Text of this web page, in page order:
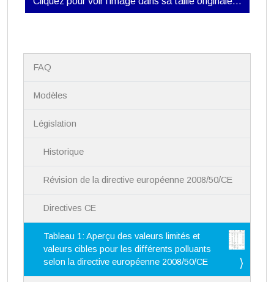
FAQ
Modèles
Législation
Historique
Révision de la directive européenne 2008/50/CE
Directives CE
Tableau 1: Aperçu des valeurs limités et
valeurs cibles pour les différents polluants
selon la directive européenne 2008/50/CE